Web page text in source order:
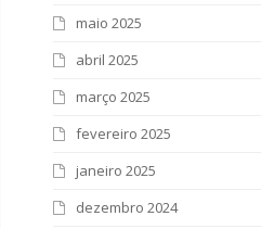
maio 2025
abril 2025
março 2025
fevereiro 2025
janeiro 2025
dezembro 2024